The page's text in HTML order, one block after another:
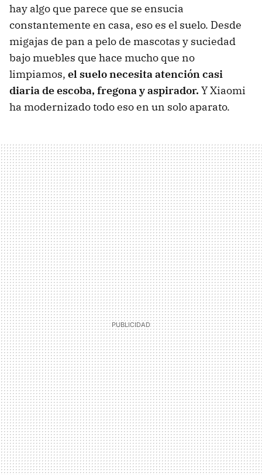
hay algo que parece que se ensucia
constantemente en casa, eso es el suelo. Desde
migajas de pan a pelo de mascotas y suciedad
bajo muebles que hace mucho que no
limpiamos, el suelo necesita atención casi
diaria de escoba, fregona y aspirador. Y Xiaomi
ha modernizado todo eso en un solo aparato.